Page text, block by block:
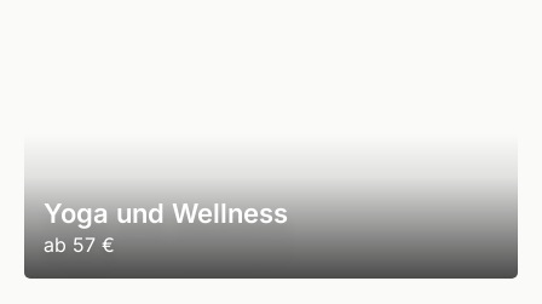
Yoga und Wellness
ab 57 €